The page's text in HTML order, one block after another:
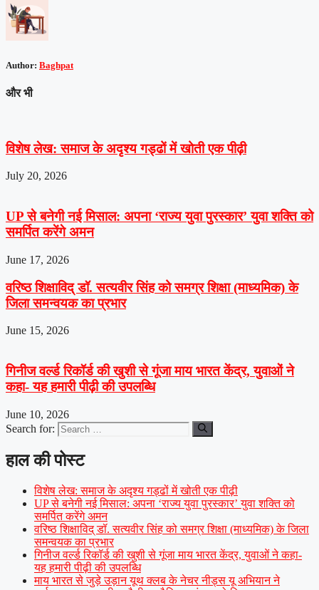
Author: Baghpat
और भी
विशेष लेख: समाज के अदृश्य गड्ढों में खोती एक पीढ़ी
July 20, 2026
UP से बनेगी नई मिसाल: अपना ‘राज्य युवा पुरस्कार’ युवा शक्ति को
समर्पित करेंगे अमन
June 17, 2026
वरिष्ठ शिक्षाविद् डॉ. सत्यवीर सिंह को समग्र शिक्षा (माध्यमिक) के
जिला समन्वयक का प्रभार
June 15, 2026
गिनीज वर्ल्ड रिकॉर्ड की खुशी से गूंजा माय भारत केंद्र, युवाओं ने
कहा- यह हमारी पीढ़ी की उपलब्धि
June 10, 2026
Search for:
हाल की पोस्ट
विशेष लेख: समाज के अदृश्य गड्ढों में खोती एक पीढ़ी
UP से बनेगी नई मिसाल: अपना ‘राज्य युवा पुरस्कार’ युवा शक्ति को
समर्पित करेंगे अमन
वरिष्ठ शिक्षाविद् डॉ. सत्यवीर सिंह को समग्र शिक्षा (माध्यमिक) के जिला
समन्वयक का प्रभार
गिनीज वर्ल्ड रिकॉर्ड की खुशी से गूंजा माय भारत केंद्र, युवाओं ने कहा-
यह हमारी पीढ़ी की उपलब्धि
माय भारत से जुड़े उड़ान यूथ क्लब के नेचर नीड्स यू अभियान ने